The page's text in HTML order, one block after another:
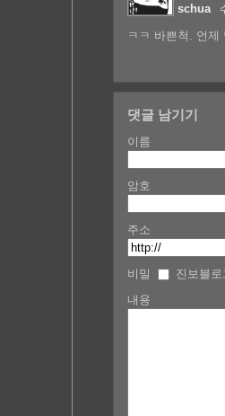
schua
ㅋㅋ 바쁜척. 언
댓글 남기기
이름
암호
주소
비밀
진보블
내용